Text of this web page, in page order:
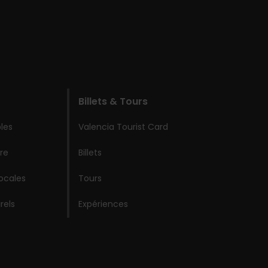
Billets & Tours
Valencia Tourist Card
Billets
Tours
Expériences